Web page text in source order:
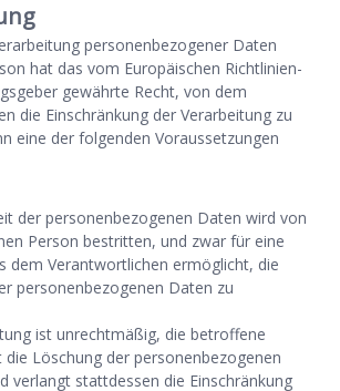
personenbezogener Daten
hat das vom Europäischen Richtlinien-
gewährte Recht, von dem
die Einschränkung der Verarbeitung zu
eine der folgenden Voraussetzungen
der personenbezogenen Daten wird von
Person bestritten, und zwar für eine
dem Verantwortlichen ermöglicht, die
personenbezogenen Daten zu
ist unrechtmäßig, die betroffene
die Löschung der personenbezogenen
verlangt stattdessen die Einschränkung